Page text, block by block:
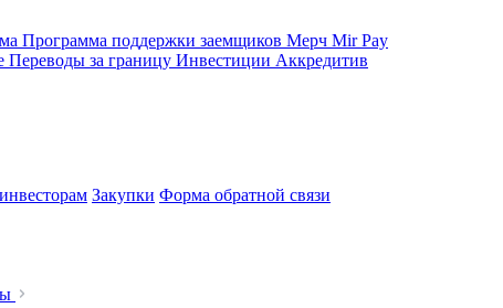
Программа поддержки заемщиков Мерч Mir Pay
Переводы за границу Инвестиции Аккредитив
Закупки Форма обратной связи